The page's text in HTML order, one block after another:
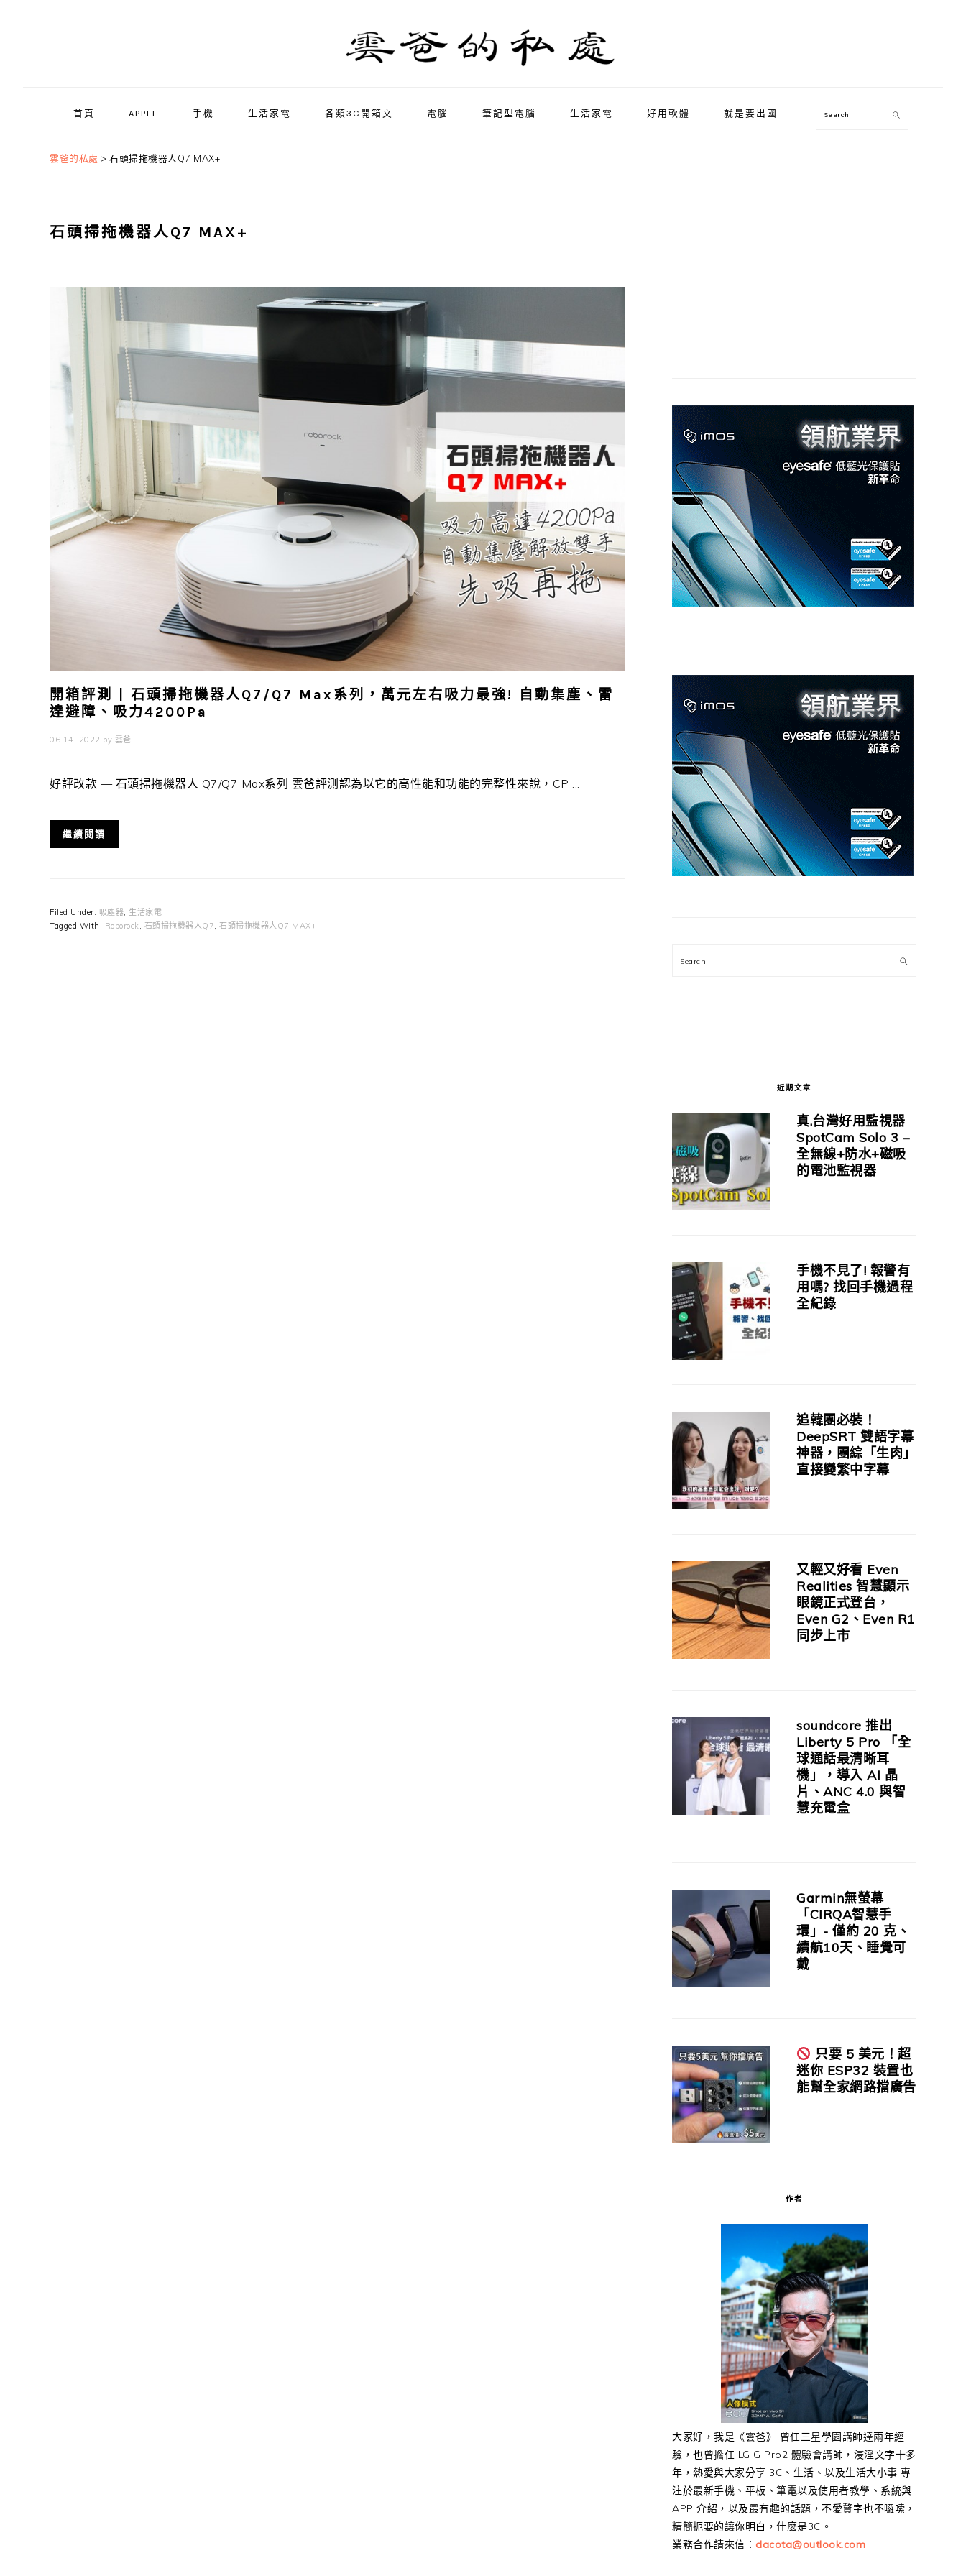
首頁 APPLE 手機 生活家電 各類3C開箱文 電腦 筆記型電腦 生活家電 好用軟體 就是要出國 Search
雲爸的私處 > 石頭掃拖機器人Q7 MAX+
石頭掃拖機器人Q7 MAX+
開箱評測 | 石頭掃拖機器人Q7/Q7 Max系列，萬元左右吸力最強! 自動集塵、雷
達避障、吸力4200Pa
06 14, 2022 by 雲爸
好評改款 — 石頭掃拖機器人 Q7/Q7 Max系列 雲爸評測認為以它的高性能和功能的完整性來說，CP ...
繼續閱讀
Filed Under: 吸塵器 生活家電
Tagged With: Roborock 石頭掃拖機器人Q7 石頭掃拖機器人Q7 MAX+
Search
近期文章
真.台灣好用監視器
SpotCam Solo 3 –
全無線+防水+磁吸
的電池監視器
手機不見了! 報警有
用嗎? 找回手機過程
全紀錄
追韓團必裝！
DeepSRT 雙語字幕
神器，團綜「生肉」
直接變繁中字幕
又輕又好看 Even
Realities 智慧顯示
眼鏡正式登台，
Even G2、Even R1
同步上市
soundcore 推出
Liberty 5 Pro 「全
球通話最清晰耳
機」，導入 AI 晶
片、ANC 4.0 與智
慧充電盒
Garmin無螢幕
「CIRQA智慧手
環」- 僅約 20 克、
續航10天、睡覺可
戴
只要 5 美元！超
迷你 ESP32 裝置也
能幫全家網路擋廣告
作者
大家好，我是《雲爸》 曾任三星學園講師達兩年經
驗，也曾擔任 LG G Pro2 體驗會講師，浸淫文字十多
年，熱愛與大家分享 3C、生活、以及生活大小事 專
注於最新手機、平板、筆電以及使用者教學、系統與
APP 介紹，以及最有趣的話題，不愛贅字也不囉嗦，
精簡扼要的讓你明白，什麼是3C。
業務合作請來信： dacota@outlook.com